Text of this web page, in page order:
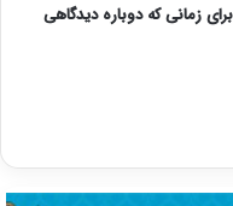
زمانی که دوباره دیدگاهی